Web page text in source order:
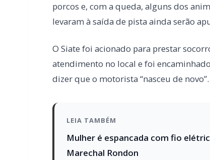
dizer que o motorista “nasceu de novo”.
LEIA TAMBÉM
Mulher é espancada com fio
Marechal Rondon
celular em Marechal Rondon